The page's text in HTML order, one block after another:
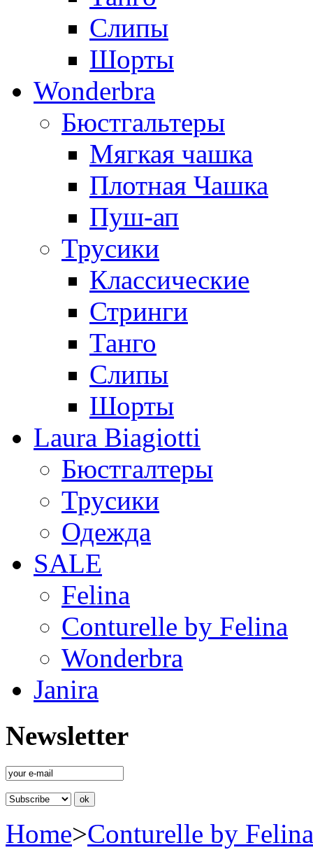
Слипы
Шорты
Wonderbra
Бюстгальтеры
Мягкая чашка
Плотная Чашка
Пуш-ап
Трусики
Классические
Стринги
Танго
Слипы
Шорты
Laura Biagiotti
Бюстгалтеры
Трусики
Одежда
SALE
Felina
Conturelle by Felina
Wonderbra
Janira
Newsletter
Home>Conturelle by